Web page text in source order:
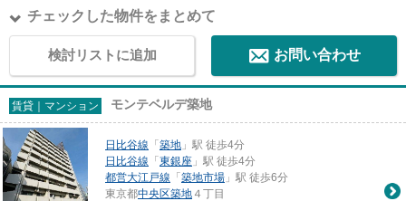
チェックした物件をまとめて
検討リストに追加 お問い合わせ
賃貸｜マンション モンテベルデ築地
日比谷線 「 築地 」駅 徒歩4分
日比谷線 「 東銀座 」駅 徒歩4分
都営大江戸線 「 築地市場 」駅 徒歩6分
東京都中央区築地 ４丁目